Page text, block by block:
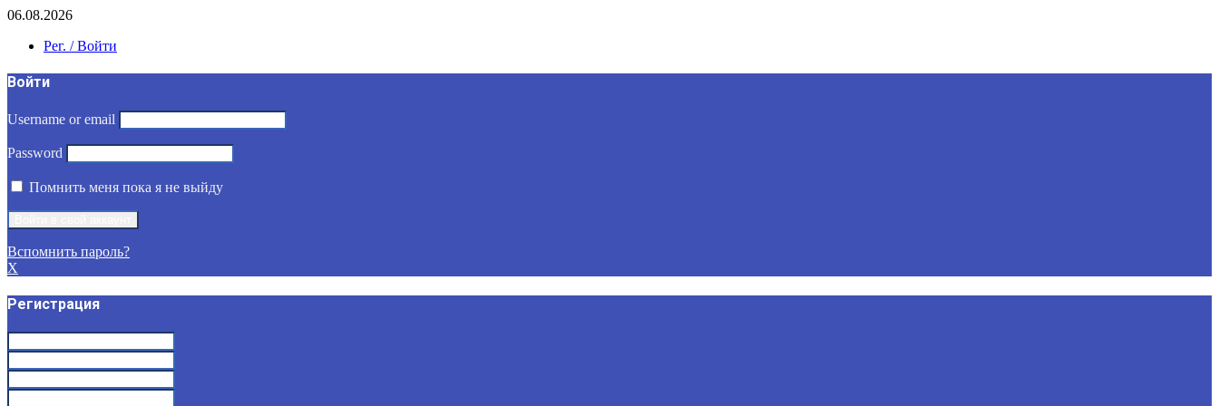
06.08.2026
Рег. / Войти
Войти
Username or email
Password
Помнить меня пока я не выйду
Вспомнить пароль?
X
Регистрация